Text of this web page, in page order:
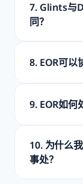
7. Glints与
同？
8. EOR可以
9. EOR如何
10. 为什么
事处？